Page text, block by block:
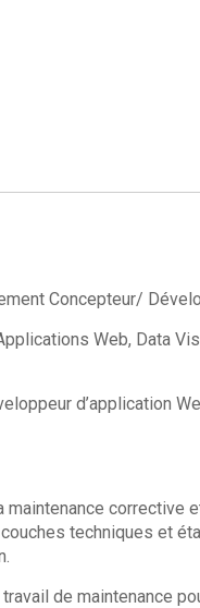
Concepteur/
Web, Data
d’application
corrective
techniques et
de maintenance